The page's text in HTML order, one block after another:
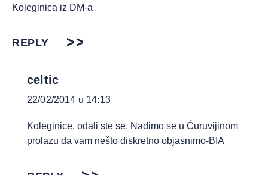
Koleginica iz DM-a
REPLY
celtic
22/02/2014 u 14:13
Koleginice, odali ste se. Nađimo se u Ćuruvijinom
prolazu da vam nešto diskretno objasnimo-BIA